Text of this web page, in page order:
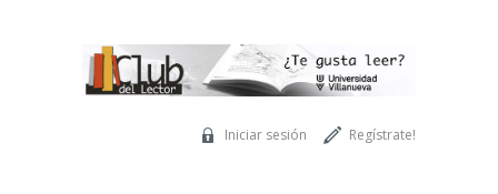
Regístrate!
Iniciar sesión